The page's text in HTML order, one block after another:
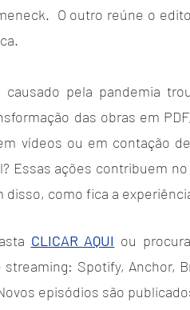
O outro reúne o
causado pela pandemia
das obras em
vídeos ou em contação
Essas ações contribuem
disso, como fica a
CLICAR AQUI ou
streaming: Spotify, Anchor,
episódios são